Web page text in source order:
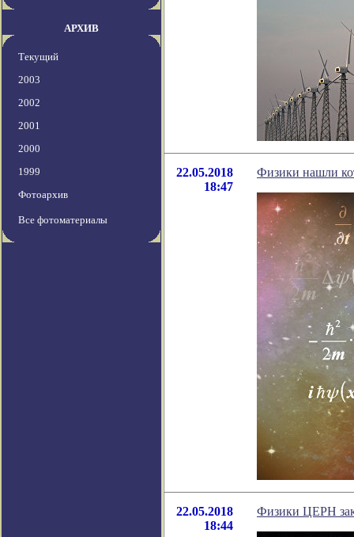
АРХИВ
Текущий
2003
2002
2001
2000
1999
Фотоархив
Все фотоматериалы
22.05.2018
18:47
Физики нашли
22.05.2018
18:44
Физики ЦЕРН